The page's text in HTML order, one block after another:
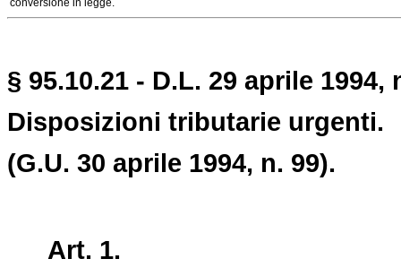
conversione in legge.
§ 95.10.21 - D.L. 29 aprile 1994,
Disposizioni tributarie urgenti.
(G.U. 30 aprile 1994, n. 99).
Art. 1.